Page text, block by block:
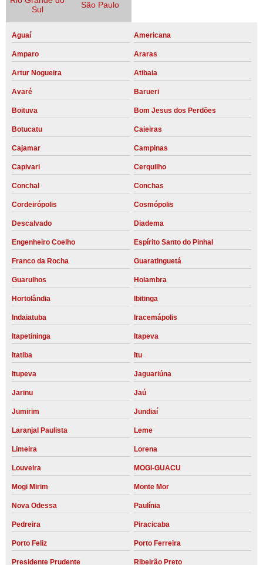
Sul
São Paulo
Aguaí Americana
Amparo Araras
Artur Nogueira Atibaia
Avaré Barueri
Boituva Bom Jesus dos Perdões
Botucatu Caieiras
Cajamar Campinas
Capivari Cerquilho
Conchal Conchas
Cordeirópolis Cosmópolis
Descalvado Diadema
Engenheiro Coelho Espírito Santo do Pinhal
Franco da Rocha Guaratinguetá
Guarulhos Holambra
Hortolândia Ibitinga
Indaiatuba Iracemápolis
Itapetininga Itapeva
Itatiba Itu
Itupeva Jaguariúna
Jarinu Jaú
Jumirim Jundiaí
Laranjal Paulista Leme
Limeira Lorena
Louveira MOGI-GUACU
Mogi Mirim Monte Mor
Nova Odessa Paulínia
Pedreira Piracicaba
Porto Feliz Porto Ferreira
Presidente Prudente Ribeirão Preto